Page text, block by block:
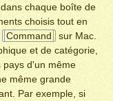
chaque boîte de
choisis tout en
Command
sur Mac.
et de catégorie,
pays d'un même
même grande
Par exemple, si